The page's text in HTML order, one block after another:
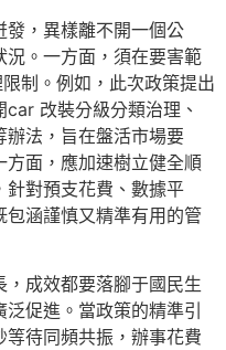
發，異樣離不開一個公
況。一方面，須在要害範
制。例如，此次政策提出
改裝分級分類治理、
辦法，旨在盤活市場要
面，應加速樹立健全順
針對預支花費、數據平
包涵謹慎又精準有用的管
成效都要落腳于國民生
促進。當政策的精準引
待同頻共振，辦事花費